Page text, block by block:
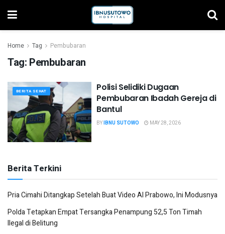
Home Tag Pembubaran
Tag: Pembubaran
BERITA SEHAT
Polisi Selidiki Dugaan
Pembubaran Ibadah Gereja di
Bantul
BYIBNU SUTOWO MAY 28, 2026
Berita Terkini
Pria Cimahi Ditangkap Setelah Buat Video AI Prabowo, Ini Modusnya
Polda Tetapkan Empat Tersangka Penampung 52,5 Ton Timah
Ilegal di Belitung